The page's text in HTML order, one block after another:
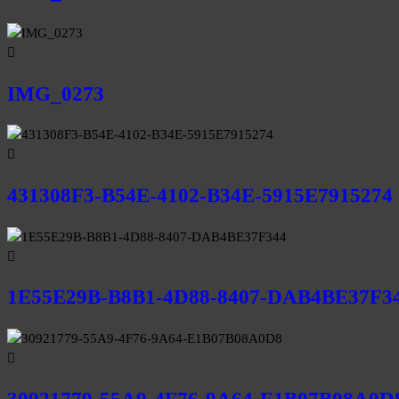
IMG_0273
431308F3-B54E-4102-B34E-5915E7915274
1E55E29B-B8B1-4D88-8407-